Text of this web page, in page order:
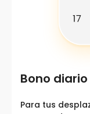
Bono diario
Para tus